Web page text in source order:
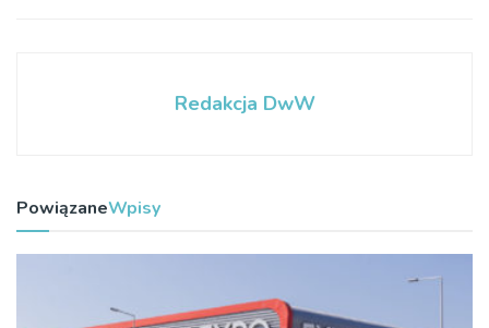
Redakcja DwW
PowiązaneWpisy